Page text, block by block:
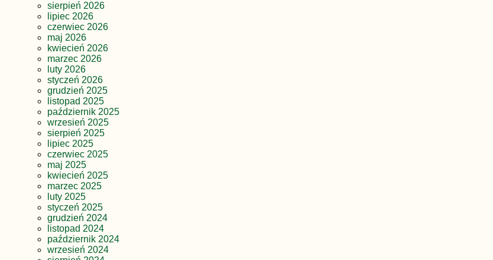
sierpień 2026
lipiec 2026
czerwiec 2026
maj 2026
kwiecień 2026
marzec 2026
luty 2026
styczeń 2026
grudzień 2025
listopad 2025
październik 2025
wrzesień 2025
sierpień 2025
lipiec 2025
czerwiec 2025
maj 2025
kwiecień 2025
marzec 2025
luty 2025
styczeń 2025
grudzień 2024
listopad 2024
październik 2024
wrzesień 2024